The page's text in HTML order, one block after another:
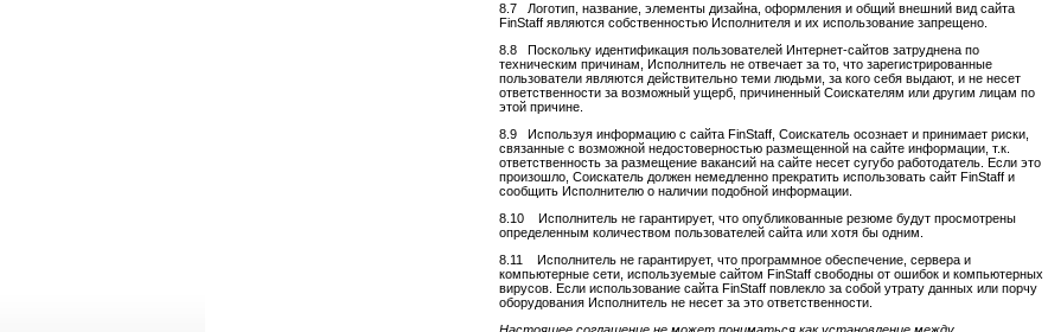
8.7 Логотип, название, элементы дизайна, оформления и общий внешний вид сайта
FinStaff являются собственностью Исполнителя и их использование запрещено.
8.8 Поскольку идентификация пользователей Интернет-сайтов затруднена по
техническим причинам, Исполнитель не отвечает за то, что зарегистрированные
пользователи являются действительно теми людьми, за кого себя выдают, и не несет
ответственности за возможный ущерб, причиненный Соискателям или другим лицам по
этой причине.
8.9 Используя информацию с сайта FinStaff, Соискатель осознает и принимает риски,
связанные с возможной недостоверностью размещенной на сайте информации, т.к.
ответственность за размещение вакансий на сайте несет сугубо работодатель. Если это
произошло, Соискатель должен немедленно прекратить использовать сайт FinStaff и
сообщить Исполнителю о наличии подобной информации.
8.10 Исполнитель не гарантирует, что опубликованные резюме будут просмотрены
определенным количеством пользователей сайта или хотя бы одним.
8.11 Исполнитель не гарантирует, что программное обеспечение, сервера и
компьютерные сети, используемые сайтом FinStaff свободны от ошибок и компьютерных
вирусов. Если использование сайта FinStaff повлекло за собой утрату данных или порчу
оборудования Исполнитель не несет за это ответственности.